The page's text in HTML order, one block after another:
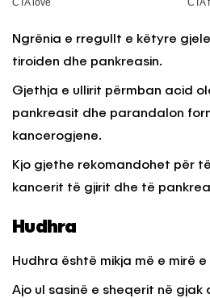
Ngrënia e rregullt e këtyre
tiroiden dhe pankreasin.
Gjethja e ullirit përmban acid
pankreasit dhe parandalon
kancerogjene.
Kjo gjethe rekomandohet për
kancerit të gjirit dhe të
Hudhra
Hudhra është mikja më e mirë
Ajo ul sasinë e sheqerit në gjak